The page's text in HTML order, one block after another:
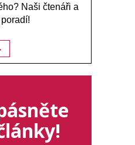
Naši čtenáři a